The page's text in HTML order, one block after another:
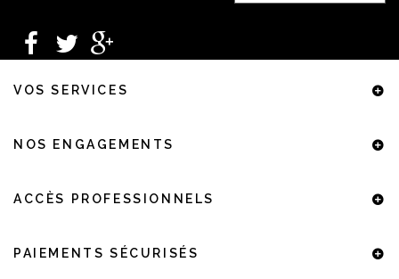
VOS SERVICES
NOS ENGAGEMENTS
ACCÈS PROFESSIONNELS
PAIEMENTS SÉCURISÉS